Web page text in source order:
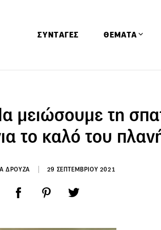
ΣΥΝΤΑΓΕΣ ΘΕΜΑΤΑ
Ειδήσεις
Έρευνες
Παιδί
μειώσουμε τη
το καλό του
ΔΡΟΥΖΑ 29 ΣΕΠΤΕΜΒΡΙΟΥ 2021